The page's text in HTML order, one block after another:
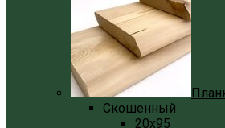
Скошенный
20x95